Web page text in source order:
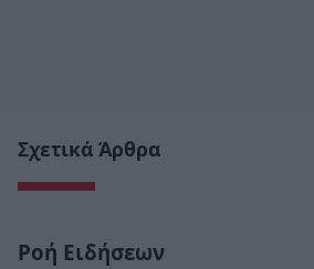
Σχετικά Άρθρα
Ροή Ειδήσεων